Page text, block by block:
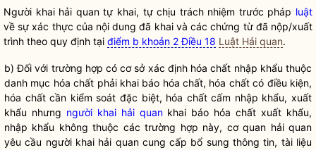
Người khai hải quantự khai, tự chịu trách nhiệm trước pháp luật
về sự xác thực của nội dung đã khai và các chứng từ đã nộp/xuất
trình theo quy định tại điểm b khoản 2 Điều 18 Luật Hải quan.
b) Đối với trường hợp có cơ sở xác định hóa chất nhập khẩu thuộc
danh mục hóa chất phải khai báo hóa chất, hóa chất có điều kiện,
hóa chất cần kiểm soát đặc biệt, hóa chất cấm nhập khẩu, xuất
khẩu nhưng người khai hải quankhai báo hóa chất xuất khẩu,
nhập khẩu không thuộc các trường hợp này, cơ quan hải quan
yêu cầu người khai hải quancung cấp bổ sung thông tin, tài liệu